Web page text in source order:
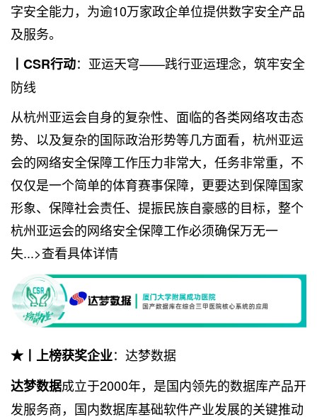
字安全能力，为逾10万家政企单位提供数字安全产品
及服务。
丨CSR行动：亚运天穹——践行亚运理念，筑牢安全
防线
从杭州亚运会自身的复杂性、面临的各类网络攻击态
势、以及复杂的国际政治形势等几方面看，杭州亚运
会的网络安全保障工作压力非常大，任务非常重，不
仅仅是一个简单的体育赛事保障，更要达到保障国家
形象、保障社会责任、提振民族自豪感的目标，整个
杭州亚运会的网络安全保障工作必须确保万无一
失...>查看具体详情
★丨上榜获奖企业：达梦数据
达梦数据成立于2000年，是国内领先的数据库产品开
发服务商，国内数据库基础软件产业发展的关键推动